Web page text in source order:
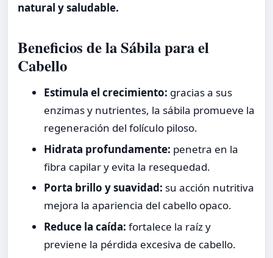
natural y saludable.
Beneficios de la Sábila para el
Cabello
Estimula el crecimiento: gracias a sus
enzimas y nutrientes, la sábila promueve la
regeneración del folículo piloso.
Hidrata profundamente: penetra en la
fibra capilar y evita la resequedad.
Porta brillo y suavidad: su acción nutritiva
mejora la apariencia del cabello opaco.
Reduce la caída: fortalece la raíz y
previene la pérdida excesiva de cabello.